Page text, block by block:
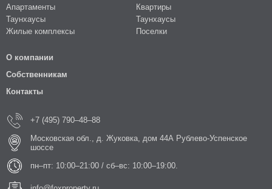
Апартаменты
Таунхаусы
Жилые комплексы
Квартиры
Таунхаусы
Поселки
О компании
Собственникам
Контакты
+7 (495) 790–48–88
Московская обл., д. Жуковка, дом 44А Рублево-Успенское
шоссе
пн–пт: 10:00–21:00 / сб–вс: 10:00–19:00.